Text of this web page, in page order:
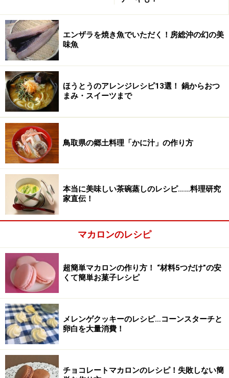
3
オーブンで1時間焼く
星の口金をセットした絞り袋に移し替え、クッキングシ
ートを敷いた鉄板の上に「の」の字を書くように絞って
いく。メレンゲは膨らまないので、前後左右が近くても
くっつく心配はない。
90℃に予熱をしておいたオーブンで、1時間焼く。焼き
上がりの目安はメレンゲの表面を爪でつっついてみて、
カンカンと音がする位。
エンザラを焼き魚でいただく！房総沖の幻の美
味魚
ほうとうのアレンジレシピ13選！ 鍋からおつ
まみ・スイーツまで
鳥取県の郷土料理「かに汁」の作り方
本当に美味しい茶碗蒸しのレシピ……料理研究
家直伝！
マカロンのレシピ
超簡単マカロンの作り方！ “材料5つだけ”の安
くて簡単お菓子レシピ
メレンゲクッキーのレシピ…コーンスターチと
卵白を大量消費！
チョコレートマカロンのレシピ！失敗しない簡